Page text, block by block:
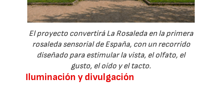
El proyecto convertirá La Rosaleda en la primera
rosaleda sensorial de España, con un recorrido
diseñado para estimular la vista, el olfato, el
gusto, el oído y el tacto.
Iluminación y divulgación